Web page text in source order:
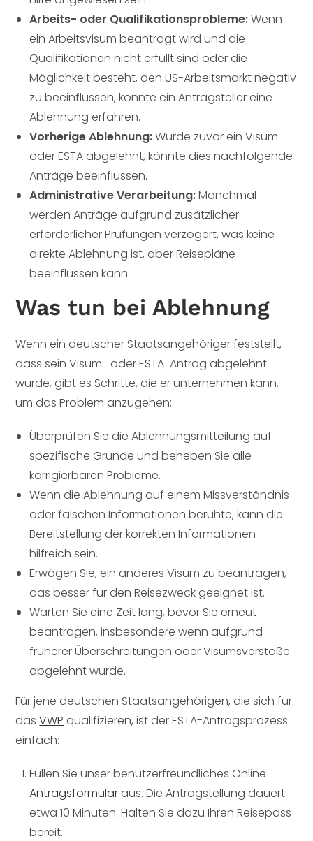
Arbeits- oder Qualifikationsprobleme:Wenn
ein Arbeitsvisum beantragt wird und die
Qualifikationen nicht erfüllt sind oder die
Möglichkeit besteht, den US-Arbeitsmarkt negativ
zu beeinflussen, könnte ein Antragsteller eine
Ablehnung erfahren.
Vorherige Ablehnung:Wurde zuvor ein Visum
oder ESTA abgelehnt, könnte dies nachfolgende
Anträge beeinflussen.
Administrative Verarbeitung:Manchmal
werden Anträge aufgrund zusätzlicher
erforderlicher Prüfungen verzögert, was keine
direkte Ablehnung ist, aber Reisepläne
beeinflussen kann.
Was tun bei Ablehnung
Wenn ein deutscher Staatsangehöriger feststellt,
dass sein Visum- oder ESTA-Antrag abgelehnt
wurde, gibt es Schritte, die er unternehmen kann,
um das Problem anzugehen:
Überprüfen Sie die Ablehnungsmitteilung auf
spezifische Gründe und beheben Sie alle
korrigierbaren Probleme.
Wenn die Ablehnung auf einem Missverständnis
oder falschen Informationen beruhte, kann die
Bereitstellung der korrekten Informationen
hilfreich sein.
Erwägen Sie, ein anderes Visum zu beantragen,
das besser für den Reisezweck geeignet ist.
Warten Sie eine Zeit lang, bevor Sie erneut
beantragen, insbesondere wenn aufgrund
früherer Überschreitungen oder Visumsverstöße
abgelehnt wurde.
Für jene deutschen Staatsangehörigen, die sich für
dasVWP qualifizieren, ist der ESTA-Antragsprozess
einfach:
Füllen Sie unser benutzerfreundliches Online-
Antragsformularaus. Die Antragstellung dauert
etwa 10 Minuten. Halten Sie dazu Ihren Reisepass
bereit.